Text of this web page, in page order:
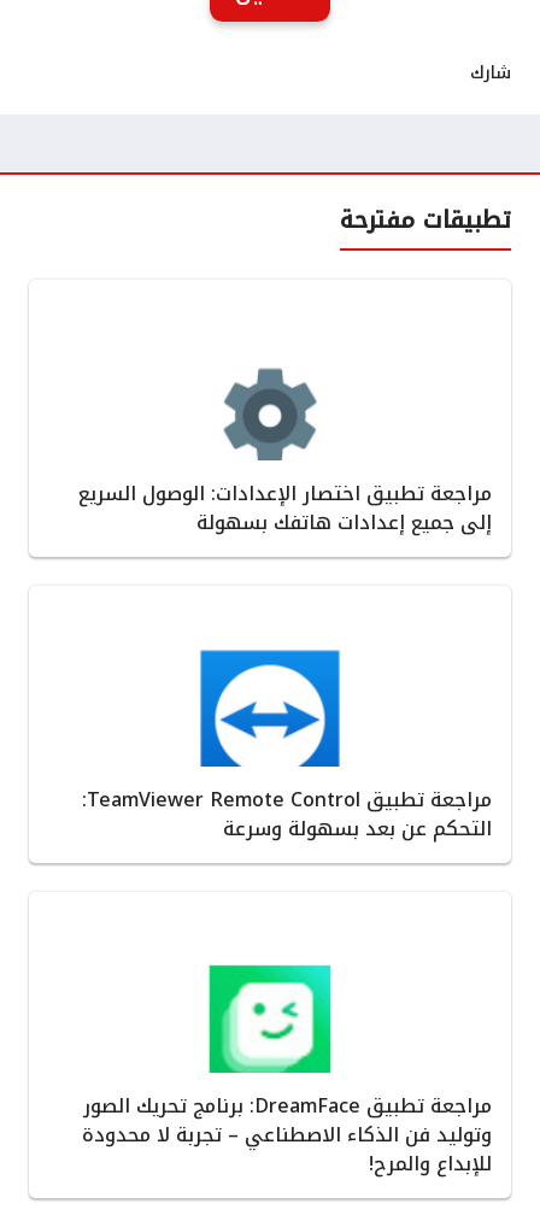
شارك
تطبيقات مفترحة
مراجعة تطبيق اختصار الإعدادات: الوصول السريع
إلى جميع إعدادات هاتفك بسهولة
مراجعة تطبيق TeamViewer Remote Control:
التحكم عن بعد بسهولة وسرعة
مراجعة تطبيق DreamFace: برنامج تحريك الصور
وتوليد فن الذكاء الاصطناعي – تجربة لا محدودة
للإبداع والمرح!